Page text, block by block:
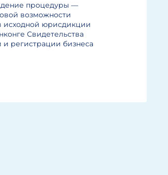
процедуры —
возможности
юрисдикции
Свидетельства
регистрации бизнеса